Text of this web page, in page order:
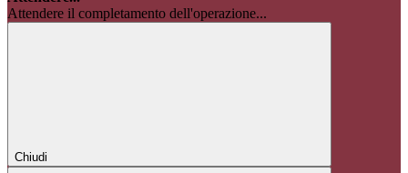
Attendere il completamento dell'operazione...
Chiudi